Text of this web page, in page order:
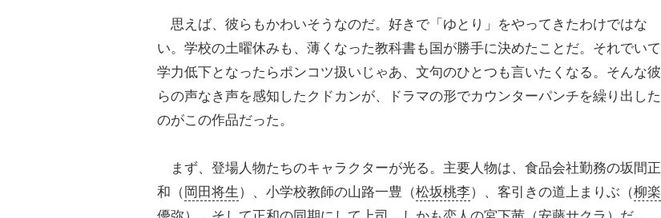
思えば、彼らもかわいそうなのだ。好きで「ゆとり」をやってきたわけではな
い。学校の土曜休みも、薄くなった教科書も国が勝手に決めたことだ。それでいて
学力低下となったらポンコツ扱いじゃあ、文句のひとつも言いたくなる。そんな彼
らの声なき声を感知したクドカンが、ドラマの形でカウンターパンチを繰り出した
のがこの作品だった。
まず、登場人物たちのキャラクターが光る。主要人物は、食品会社勤務の坂間正
和（ 岡田将生 ）、小学校教師の山路一豊（松坂桃李）、客引きの道上まりぶ（柳楽